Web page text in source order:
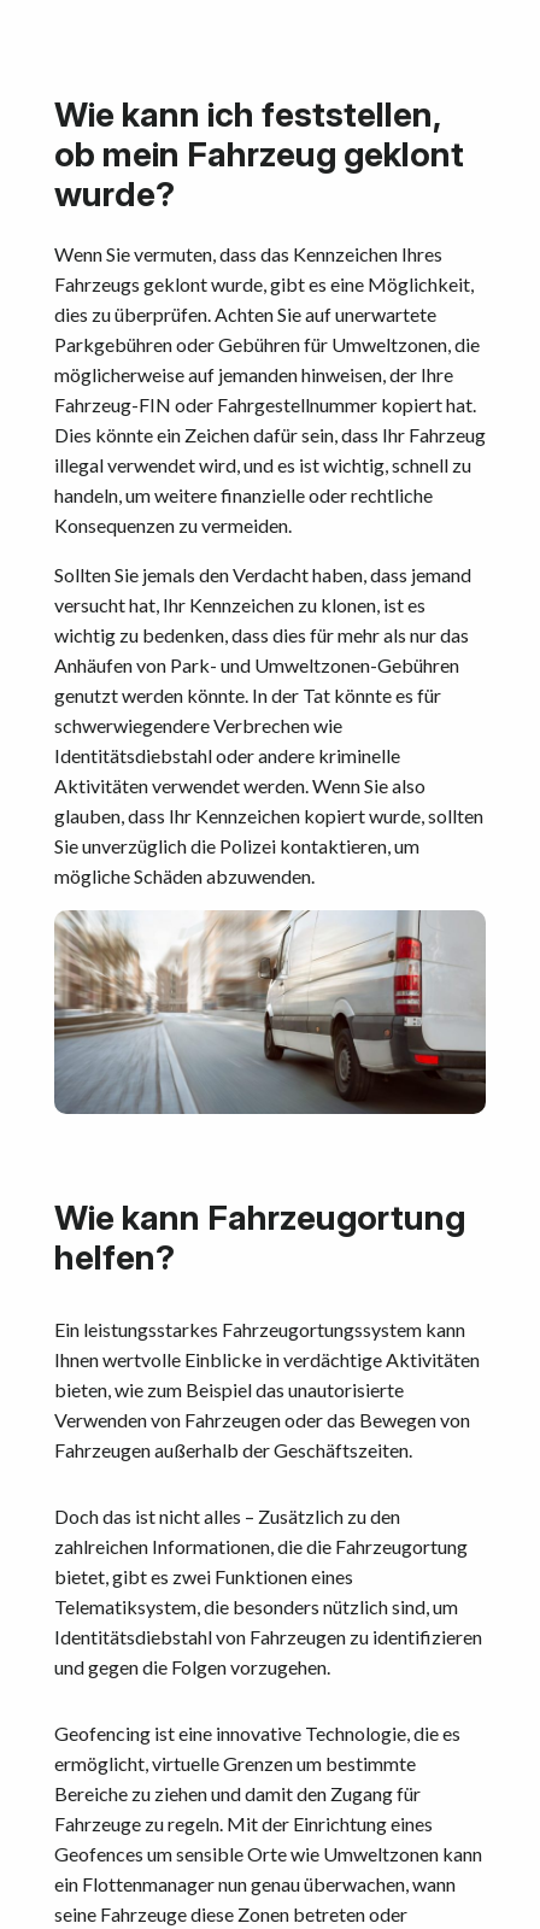
Wie kann ich feststellen,
ob mein Fahrzeug geklont
wurde?
Wenn Sie vermuten, dass das Kennzeichen Ihres
Fahrzeugs geklont wurde, gibt es eine Möglichkeit,
dies zu überprüfen. Achten Sie auf unerwartete
Parkgebühren oder Gebühren für Umweltzonen, die
möglicherweise auf jemanden hinweisen, der Ihre
Fahrzeug-FIN oder Fahrgestellnummer kopiert hat.
Dies könnte ein Zeichen dafür sein, dass Ihr Fahrzeug
illegal verwendet wird, und es ist wichtig, schnell zu
handeln, um weitere finanzielle oder rechtliche
Konsequenzen zu vermeiden.
Sollten Sie jemals den Verdacht haben, dass jemand
versucht hat, Ihr Kennzeichen zu klonen, ist es
wichtig zu bedenken, dass dies für mehr als nur das
Anhäufen von Park- und Umweltzonen-Gebühren
genutzt werden könnte. In der Tat könnte es für
schwerwiegendere Verbrechen wie
Identitätsdiebstahl oder andere kriminelle
Aktivitäten verwendet werden. Wenn Sie also
glauben, dass Ihr Kennzeichen kopiert wurde, sollten
Sie unverzüglich die Polizei kontaktieren, um
mögliche Schäden abzuwenden.
Wie kann Fahrzeugortung
helfen?
Ein leistungsstarkes Fahrzeugortungssystem kann
Ihnen wertvolle Einblicke in verdächtige Aktivitäten
bieten, wie zum Beispiel das unautorisierte
Verwenden von Fahrzeugen oder das Bewegen von
Fahrzeugen außerhalb der Geschäftszeiten.
Doch das ist nicht alles – Zusätzlich zu den
zahlreichen Informationen, die die Fahrzeugortung
bietet, gibt es zwei Funktionen eines
Telematiksystem, die besonders nützlich sind, um
Identitätsdiebstahl von Fahrzeugen zu identifizieren
und gegen die Folgen vorzugehen.
Geofencing ist eine innovative Technologie, die es
ermöglicht, virtuelle Grenzen um bestimmte
Bereiche zu ziehen und damit den Zugang für
Fahrzeuge zu regeln. Mit der Einrichtung eines
Geofences um sensible Orte wie Umweltzonen kann
ein Flottenmanager nun genau überwachen, wann
seine Fahrzeuge diese Zonen betreten oder